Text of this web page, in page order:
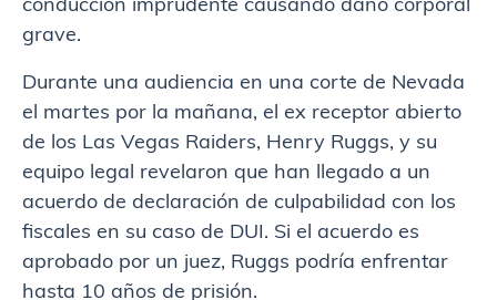
conducción imprudente causando daño corporal
grave.
Durante una audiencia en una corte de Nevada
el martes por la mañana, el ex receptor abierto
de los Las Vegas Raiders, Henry Ruggs, y su
equipo legal revelaron que han llegado a un
acuerdo de declaración de culpabilidad con los
fiscales en su caso de DUI. Si el acuerdo es
aprobado por un juez, Ruggs podría enfrentar
hasta 10 años de prisión.